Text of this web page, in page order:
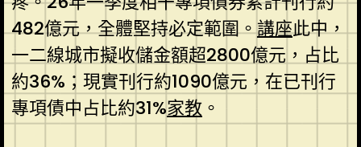
482億元，全體堅持必定範圍。講座此中，
一二線城市擬收儲金額超2800億元，占比
約36%；現實刊行約1090億元，在已刊行
專項債中占比約31%家教。